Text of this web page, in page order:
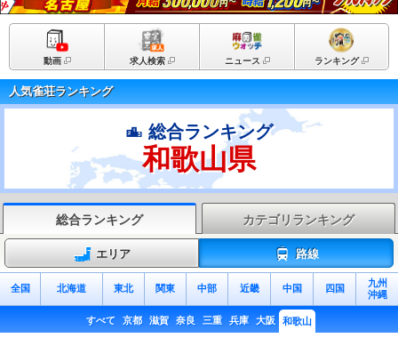
動画 求人検索 ニュース ランキング
人気雀荘ランキング
総合ランキング
和歌山県
総合ランキング カテゴリランキング
エリア 路線
全国 北海道 東北 関東 中部 近畿 中国 四国
九州
沖縄
すべて 京都 滋賀 奈良 三重 兵庫 大阪 和歌山